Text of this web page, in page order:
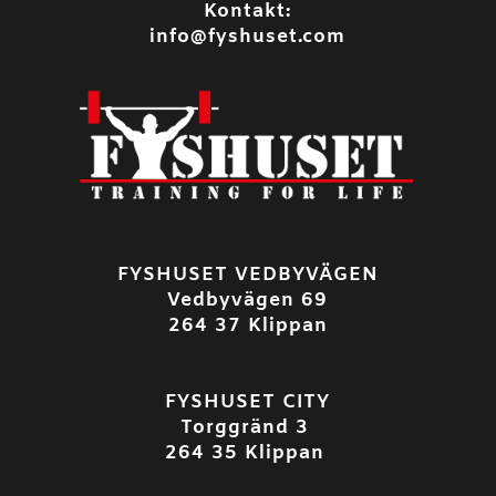
Kontakt:
info@fyshuset.com
FYSHUSET VEDBYVÄGEN
Vedbyvägen 69
264 37 Klippan
FYSHUSET CITY
Torggränd 3
264 35 Klippan